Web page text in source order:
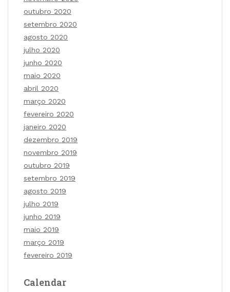
outubro 2020
setembro 2020
agosto 2020
julho 2020
junho 2020
maio 2020
abril 2020
março 2020
fevereiro 2020
janeiro 2020
dezembro 2019
novembro 2019
outubro 2019
setembro 2019
agosto 2019
julho 2019
junho 2019
maio 2019
março 2019
fevereiro 2019
Calendar